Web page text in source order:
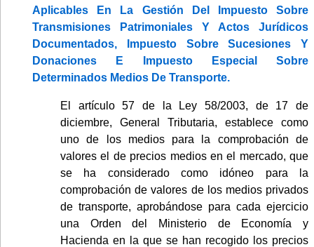
Aplicables En La Gestión Del Impuesto Sobre
Transmisiones Patrimoniales Y Actos Jurídicos
Documentados, Impuesto Sobre Sucesiones Y
Donaciones E Impuesto Especial Sobre
Determinados Medios De Transporte.
El artículo 57 de la Ley 58/2003, de 17 de
diciembre, General Tributaria, establece como
uno de los medios para la comprobación de
valores el de precios medios en el mercado, que
se ha considerado como idóneo para la
comprobación de valores de los medios privados
de transporte, aprobándose para cada ejercicio
una Orden del Ministerio de Economía y
Hacienda en la que se han recogido los precios